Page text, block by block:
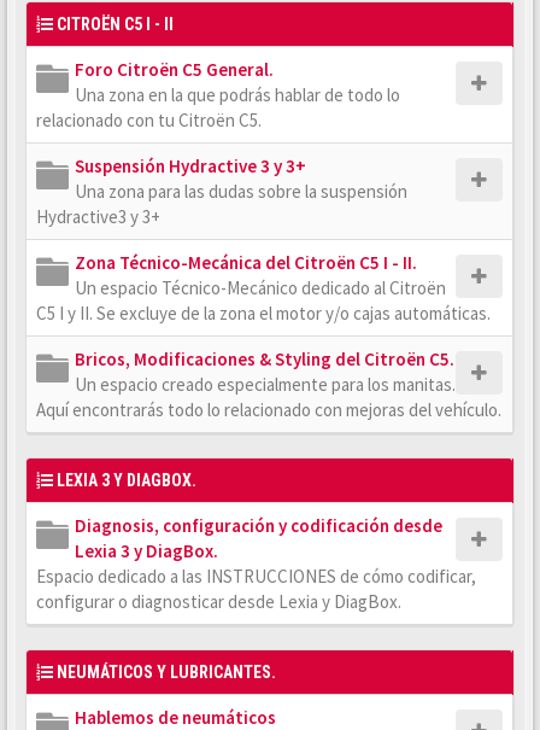
CITROËN C5 I - II
Foro Citroën C5 General.
Una zona en la que podrás hablar de todo lo
relacionado con tu Citroën C5.
Suspensión Hydractive 3 y 3+
Una zona para las dudas sobre la suspensión
Hydractive3 y 3+
Zona Técnico-Mecánica del Citroën C5 I - II.
Un espacio Técnico-Mecánico dedicado al Citroën
C5 I y II. Se excluye de la zona el motor y/o cajas automáticas.
Bricos, Modificaciones & Styling del Citroën C5.
Un espacio creado especialmente para los manitas.
Aquí encontrarás todo lo relacionado con mejoras del vehículo.
LEXIA 3 Y DIAGBOX.
Diagnosis, configuración y codificación desde
Lexia 3 y DiagBox.
Espacio dedicado a las INSTRUCCIONES de cómo codificar,
configurar o diagnosticar desde Lexia y DiagBox.
NEUMÁTICOS Y LUBRICANTES.
Hablemos de neumáticos